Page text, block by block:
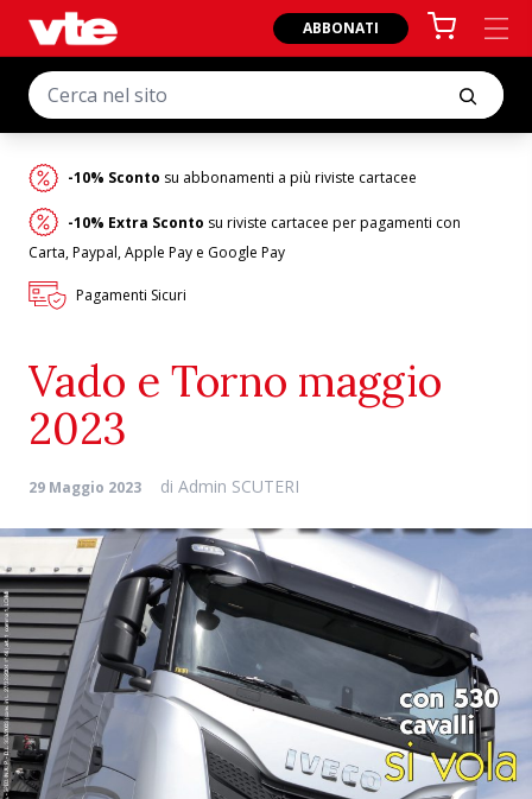
ABBONATI
-10% Sconto su abbonamenti a più riviste cartacee
-10% Extra Sconto su riviste cartacee per pagamenti con
Carta, Paypal, Apple Pay e Google Pay
Pagamenti Sicuri
Vado e Torno maggio
2023
29 Maggio 2023 di Admin SCUTERI